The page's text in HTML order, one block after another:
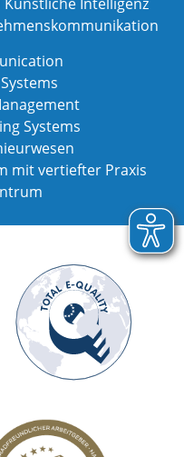
Systems
mit vertiefter Praxis